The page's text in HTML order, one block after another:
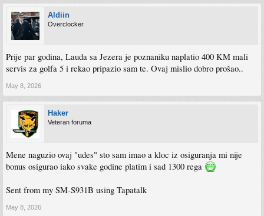
Aldiin
Overclocker
Prije par godina, Lauda sa Jezera je poznaniku naplatio 400 KM mali
servis za golfa 5 i rekao pripazio sam te. Ovaj mislio dobro prošao..
May 8, 2026
Haker
Veteran foruma
Mene naguzio ovaj "udes" sto sam imao a kloc iz osiguranja mi nije
bonus osigurao iako svake godine platim i sad 1300 rega
Sent from my SM-S931B using Tapatalk
May 8, 2026